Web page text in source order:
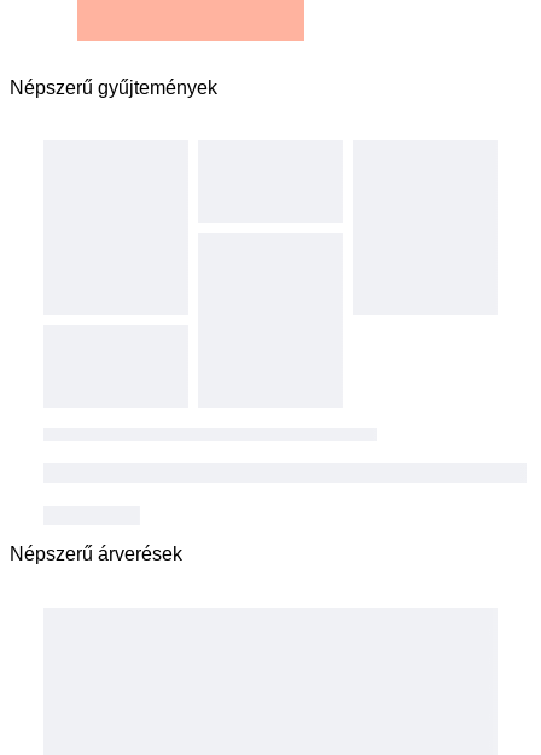
Népszerű gyűjtemények
Népszerű árverések